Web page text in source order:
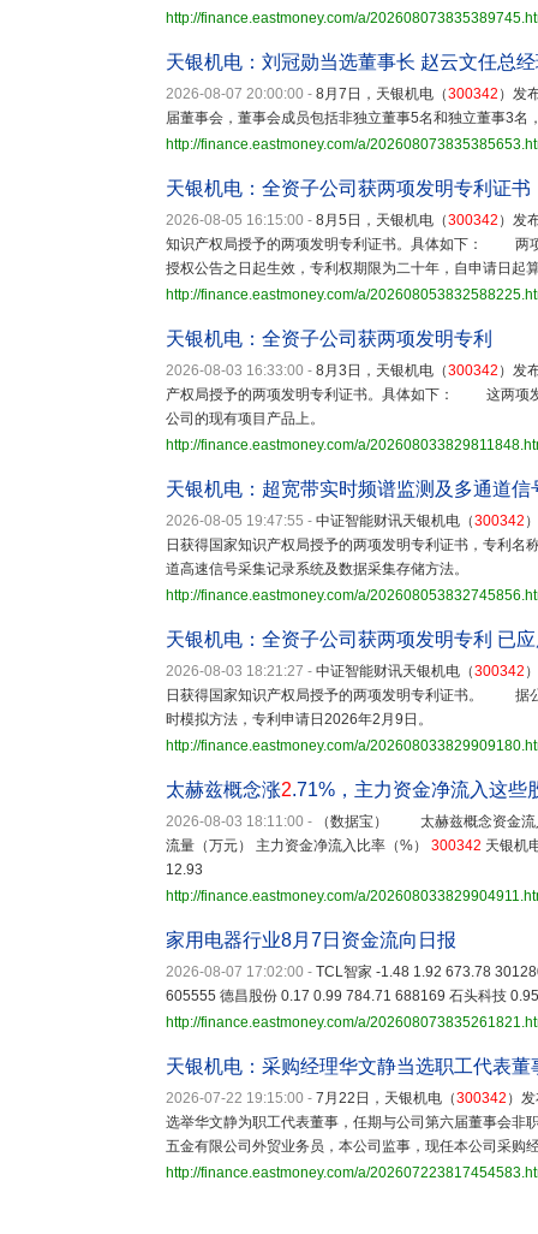
http://finance.eastmoney.com/a/
天银机电：刘冠勋当选董事长 赵云文任总
2026-08-07 20:00:00 - 8月7日，天银机电（300342 ）发
届董事会，董事会成员包括非独立董事5名和独立董事3名
http://finance.eastmoney.com/a/
天银机电：全资子公司获两项发明专利证书
2026-08-05 16:15:00 - 8月5日，天银机电（300342 ）发
知识产权局授予的两项发明专利证书。具体如下： 两
授权公告之日起生效，专利权期限为二十年，自申请日起
http://finance.eastmoney.com/a/
天银机电：全资子公司获两项发明专利
2026-08-03 16:33:00 - 8月3日，天银机电（300342 ）发
产权局授予的两项发明专利证书。具体如下： 这两项
公司的现有项目产品上。
http://finance.eastmoney.com/a/
天银机电：超宽带实时频谱监测及多通道
2026-08-05 19:47:55 - 中证智能财讯天银机电（300342
日获得国家知识产权局授予的两项发明专利证书，专利名
道高速信号采集记录系统及数据采集存储方法。
http://finance.eastmoney.com/a/
天银机电：全资子公司获两项发明专利 已
2026-08-03 18:21:27 - 中证智能财讯天银机电（300342
日获得国家知识产权局授予的两项发明专利证书。 据
时模拟方法，专利申请日2026年2月9日。
http://finance.eastmoney.com/a/
太赫兹概念涨2.71%，主力资金净流入这些
2026-08-03 18:11:00 -
（数据宝） 太赫兹概念资金
流量（万元） 主力资金净流入比率（%） 300342 天银机
12.93
http://finance.eastmoney.com/a/
家用电器行业8月7日资金流向日报
2026-08-07 17:02:00 - TCL智家 -1.48 1.92 673.78
605555 德昌股份 0.17 0.99 784.71 688169 石头科技
http://finance.eastmoney.com/a/
天银机电：采购经理华文静当选职工代表董
2026-07-22 19:15:00 - 7月22日，天银机电（300342 ）
选举华文静为职工代表董事，任期与公司第六届董事会
五金有限公司外贸业务员，本公司监事，现任本公司采购
http://finance.eastmoney.com/a/